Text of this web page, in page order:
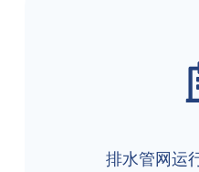
排水管网运